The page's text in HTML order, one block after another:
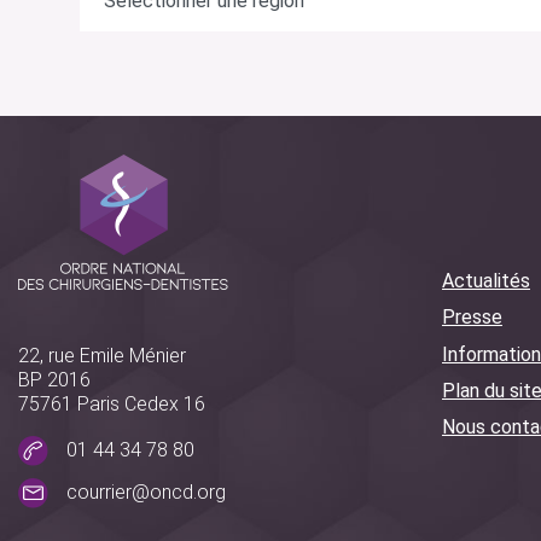
22, rue Emile Ménier
BP 2016
75761 Paris Cedex 16
01 44 34 78 80
courrier@oncd.org
Actualités
Presse
Plan du site
Nous